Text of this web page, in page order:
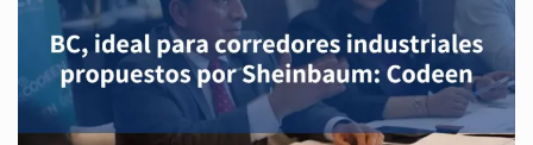
CODEEN